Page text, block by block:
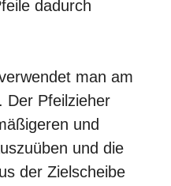
dadurch
man am
Der Pfeilzieher
und
und die
der Zielscheibe